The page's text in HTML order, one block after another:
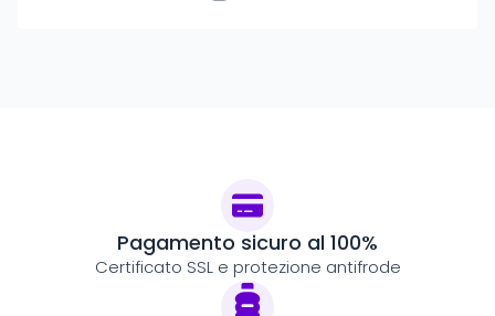
Pagamento sicuro al 100%
Certificato SSL e protezione antifrode